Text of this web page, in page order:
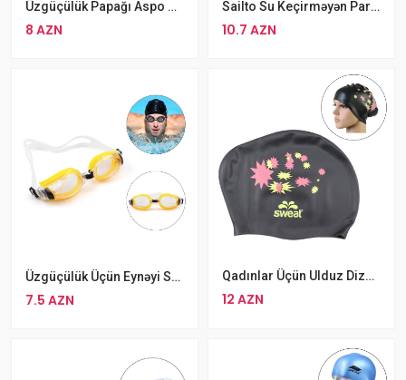
Üzgüçülük Papağı Aspo Uzun Saçlar Üçün Üzgüçülük Papağı
8 AZN
Sailto Su Keçirməyən Parça Üzgücülük Papağı
10.7 AZN
Üzgüçülük Üçün Eynəyi Swim 319AF, Silikon, Sarı Rengli
7.5 AZN
Qadınlar Üçün Ulduz Dizaynlı Uzun Saçlar Üçün Silikon Üzgüçülük Papağı
12 AZN